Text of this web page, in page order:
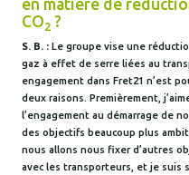
en matière de
CO2 ?
S. B. : Le groupe vise une
gaz à effet de serre liées au
engagement dans Fret21 n’est
deux raisons. Premièrement,
l’engagement au démarrage de
des objectifs beaucoup plus
nous allons nous fixer d’autres
avec les transporteurs, et je suis